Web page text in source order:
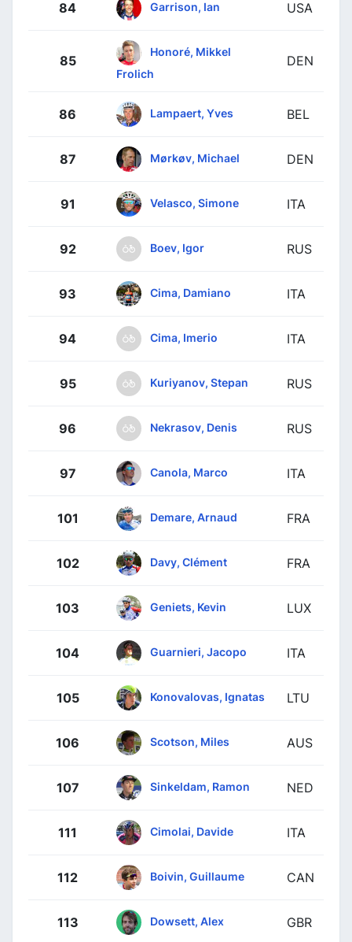
84 Garrison, Ian USA
85
Honoré, Mikkel
Frolich
DEN
86 Lampaert, Yves BEL
87 Mørkøv, Michael DEN
91 Velasco, Simone ITA
92 Boev, Igor RUS
93 Cima, Damiano ITA
94 Cima, Imerio ITA
95 Kuriyanov, Stepan RUS
96 Nekrasov, Denis RUS
97 Canola, Marco ITA
101 Demare, Arnaud FRA
102 Davy, Clément FRA
103 Geniets, Kevin LUX
104 Guarnieri, Jacopo ITA
105 Konovalovas, Ignatas LTU
106 Scotson, Miles AUS
107 Sinkeldam, Ramon NED
111 Cimolai, Davide ITA
112 Boivin, Guillaume CAN
113 Dowsett, Alex GBR